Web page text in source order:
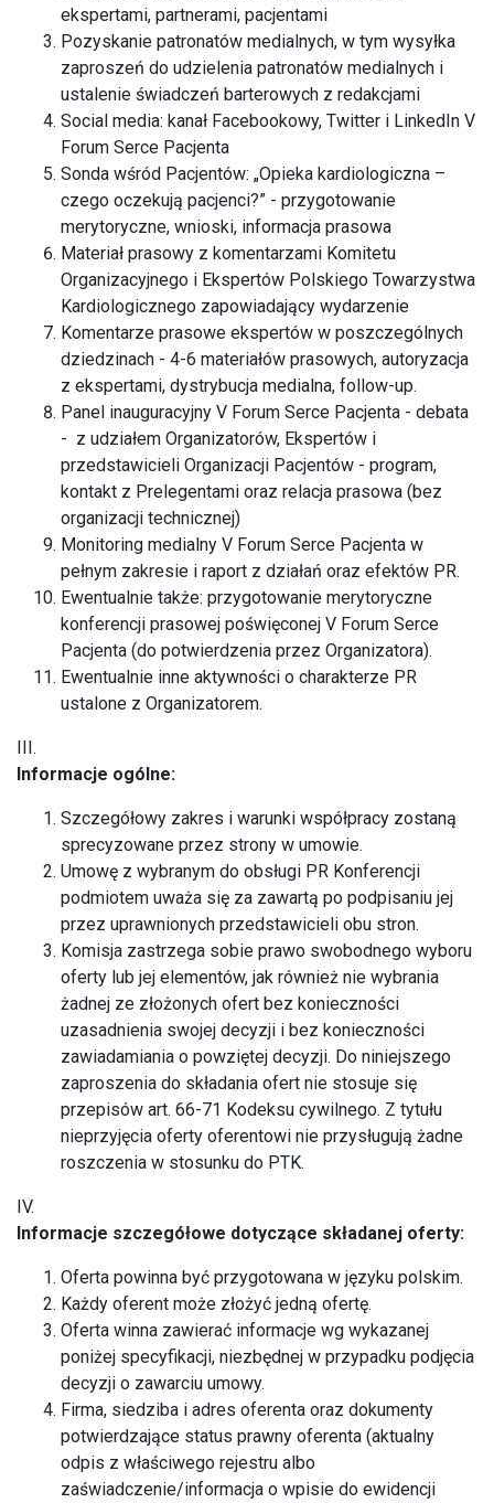
ekspertami, partnerami, pacjentami
Pozyskanie patronatów medialnych, w tym wysyłka
zaproszeń do udzielenia patronatów medialnych i
ustalenie świadczeń barterowych z redakcjami
Social media: kanał Facebookowy, Twitter i LinkedIn V
Forum Serce Pacjenta
Sonda wśród Pacjentów: „Opieka kardiologiczna –
czego oczekują pacjenci?” - przygotowanie
merytoryczne, wnioski, informacja prasowa
Materiał prasowy z komentarzami Komitetu
Organizacyjnego i Ekspertów Polskiego Towarzystwa
Kardiologicznego zapowiadający wydarzenie
Komentarze prasowe ekspertów w poszczególnych
dziedzinach - 4-6 materiałów prasowych, autoryzacja
z ekspertami, dystrybucja medialna, follow-up.
Panel inauguracyjny V Forum Serce Pacjenta - debata
- z udziałem Organizatorów, Ekspertów i
przedstawicieli Organizacji Pacjentów - program,
kontakt z Prelegentami oraz relacja prasowa (bez
organizacji technicznej)
Monitoring medialny V Forum Serce Pacjenta w
pełnym zakresie i raport z działań oraz efektów PR.
Ewentualnie także: przygotowanie merytoryczne
konferencji prasowej poświęconej V Forum Serce
Pacjenta (do potwierdzenia przez Organizatora).
Ewentualnie inne aktywności o charakterze PR
ustalone z Organizatorem.
III.
Informacje ogólne:
Szczegółowy zakres i warunki współpracy zostaną
sprecyzowane przez strony w umowie.
Umowę z wybranym do obsługi PR Konferencji
podmiotem uważa się za zawartą po podpisaniu jej
przez uprawnionych przedstawicieli obu stron.
Komisja zastrzega sobie prawo swobodnego wyboru
oferty lub jej elementów, jak również nie wybrania
żadnej ze złożonych ofert bez konieczności
uzasadnienia swojej decyzji i bez konieczności
zawiadamiania o powziętej decyzji. Do niniejszego
zaproszenia do składania ofert nie stosuje się
przepisów art. 66-71 Kodeksu cywilnego. Z tytułu
nieprzyjęcia oferty oferentowi nie przysługują żadne
roszczenia w stosunku do PTK.
IV.
Informacje szczegółowe dotyczące składanej oferty:
Oferta powinna być przygotowana w języku polskim.
Każdy oferent może złożyć jedną ofertę.
Oferta winna zawierać informacje wg wykazanej
poniżej specyfikacji, niezbędnej w przypadku podjęcia
decyzji o zawarciu umowy.
Firma, siedziba i adres oferenta oraz dokumenty
potwierdzające status prawny oferenta (aktualny
odpis z właściwego rejestru albo
zaświadczenie/informacja o wpisie do ewidencji